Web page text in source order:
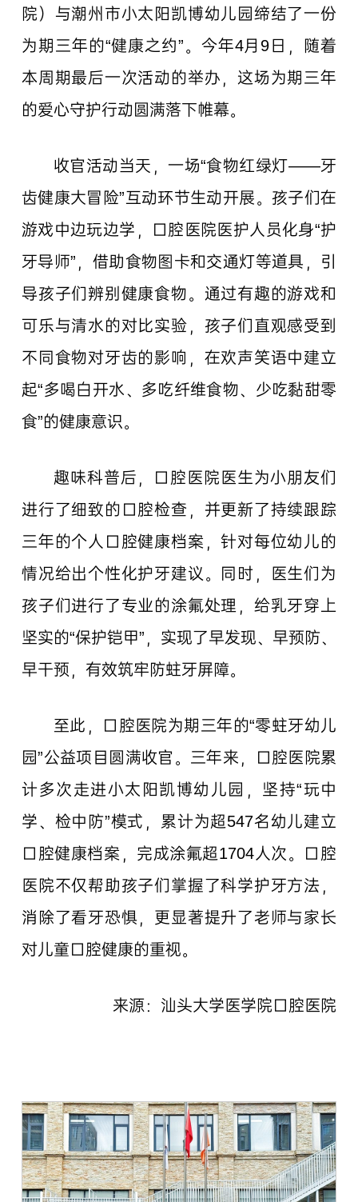
院）与潮州市小太阳凯博幼儿园缔结了一份
为期三年的“健康之约”。今年4月9日，随着
本周期最后一次活动的举办，这场为期三年
的爱心守护行动圆满落下帷幕。
收官活动当天，一场“食物红绿灯——牙
齿健康大冒险”互动环节生动开展。孩子们在
游戏中边玩边学，口腔医院医护人员化身“护
牙导师”，借助食物图卡和交通灯等道具，引
导孩子们辨别健康食物。通过有趣的游戏和
可乐与清水的对比实验，孩子们直观感受到
不同食物对牙齿的影响，在欢声笑语中建立
起“多喝白开水、多吃纤维食物、少吃黏甜零
食”的健康意识。
趣味科普后，口腔医院医生为小朋友们
进行了细致的口腔检查，并更新了持续跟踪
三年的个人口腔健康档案，针对每位幼儿的
情况给出个性化护牙建议。同时，医生们为
孩子们进行了专业的涂氟处理，给乳牙穿上
坚实的“保护铠甲”，实现了早发现、早预防、
早干预，有效筑牢防蛀牙屏障。
至此，口腔医院为期三年的“零蛀牙幼儿
园”公益项目圆满收官。三年来，口腔医院累
计多次走进小太阳凯博幼儿园，坚持“玩中
学、检中防”模式，累计为超547名幼儿建立
口腔健康档案，完成涂氟超1704人次。口腔
医院不仅帮助孩子们掌握了科学护牙方法，
消除了看牙恐惧，更显著提升了老师与家长
对儿童口腔健康的重视。
来源：汕头大学医学院口腔医院